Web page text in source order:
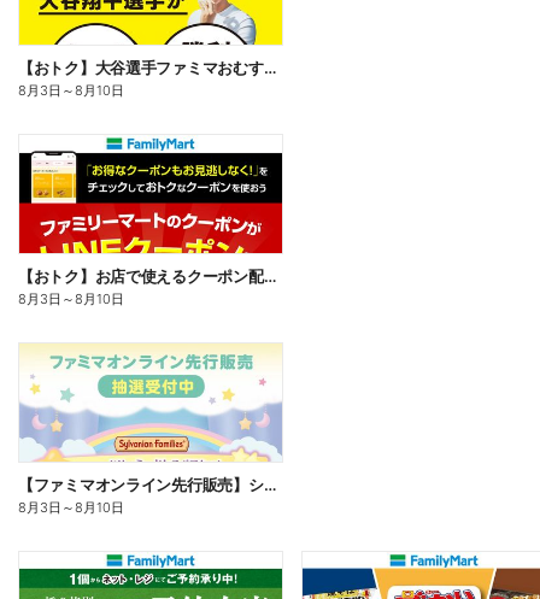
【おトク】大谷選手ファミマおむすび割
8月3日 ～8月10日
【おトク】お店で使えるクーポン配信中
8月3日 ～8月10日
【ファミマオンライン先行販売】シルバニアファミリー
8月3日 ～8月10日